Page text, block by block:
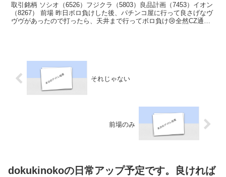
取引銘柄 ソシオ（6526）フジクラ（5803）良品計画（7453）イオン
（8267） 前場 昨日ボロ負けした後、パチンコ屋に行って良さげなヴ
ヴヴがあったので打ったら、天井まで行ってボロ負け😢全然CZ通ら
それじゃない
前場のみ
dokukinokoの日常アップ予定です。良ければ